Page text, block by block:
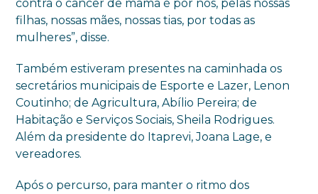
contra o câncer de mama é por nós, pelas nossas
filhas, nossas mães, nossas tias, por todas as
mulheres”, disse.
Também estiveram presentes na caminhada os
secretários municipais de Esporte e Lazer, Lenon
Coutinho; de Agricultura, Abílio Pereira; de
Habitação e Serviços Sociais, Sheila Rodrigues.
Além da presidente do Itaprevi, Joana Lage, e
vereadores.
Após o percurso, para manter o ritmo dos